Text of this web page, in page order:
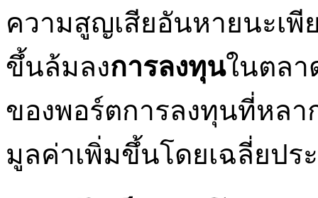
ความสูญเสียอันหายนะเพี
ขึ้นล้มลงการลงทุนในตลา
ของพอร์ตการลงทุนที่หล
มูลค่าเพิ่มขึ้นโดยเฉลี่ยปร